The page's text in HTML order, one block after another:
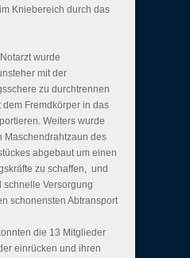
Kniebereich durch das
wurde
mit der
zu durchtrennen
Fremdkörper in das
Weiters wurde
Maschendrahtzaun des
abgebaut um einen
zu schaffen, und
Versorgung
schonensten Abtransport
die 13 Mitglieder
einrücken und ihren